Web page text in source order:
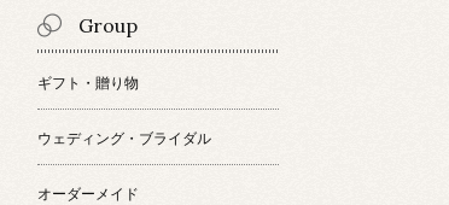
Group
ギフト・贈り物
ウェディング・ブライダル
オーダーメイド